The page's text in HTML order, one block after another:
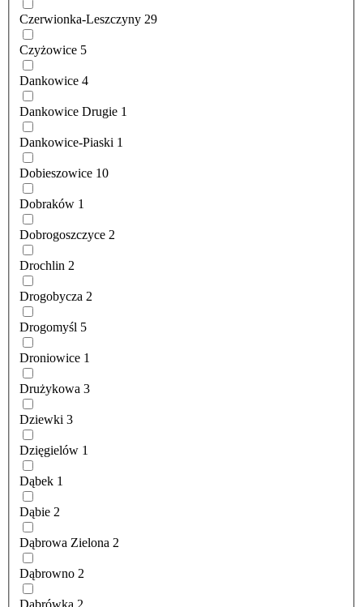
Czerwionka-Leszczyny 29
Czyżowice 5
Dankowice 4
Dankowice Drugie 1
Dankowice-Piaski 1
Dobieszowice 10
Dobraków 1
Dobrogoszczyce 2
Drochlin 2
Drogobycza 2
Drogomyśl 5
Droniowice 1
Drużykowa 3
Dziewki 3
Dzięgielów 1
Dąbek 1
Dąbie 2
Dąbrowa Zielona 2
Dąbrowno 2